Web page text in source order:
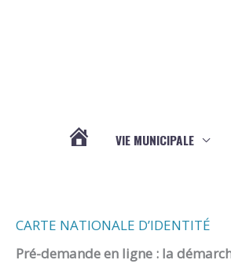
VIE MUNICIPALE
CARTE NATIONALE D’IDENTITÉ
Pré-demande en ligne : la